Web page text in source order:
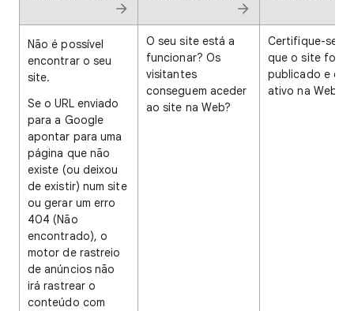
Não é possível
encontrar o seu
site.
Se o URL enviado
para a Google
apontar para uma
página que não
existe (ou deixou
de existir) num site
ou gerar um erro
404 (Não
encontrado), o
motor de rastreio
de anúncios não
irá rastrear o
conteúdo com
O seu site está a
funcionar? Os
visitantes
conseguem aceder
ao site na Web?
Certifique-se de
que o site foi
publicado e
ativo na Web.